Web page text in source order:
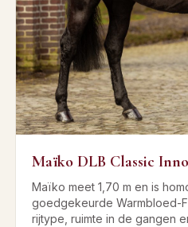
Maïko DLB Classic
Maïko meet 1,70 m en is
goedgekeurde Warmbloed-
rijtype, ruimte in de gangen